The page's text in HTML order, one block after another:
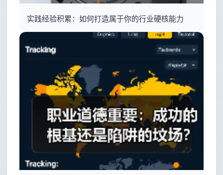
实践经验积累：如何打造属于你的行业硬核能力